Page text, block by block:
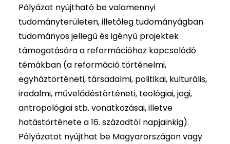
Pályázat nyújtható be valamennyi
tudományterületen, illetőleg tudományágban
tudományos jellegű és igényű projektek
támogatására a reformációhoz kapcsolódó
témákban (a reformáció történelmi,
egyháztörténeti, társadalmi, politikai, kulturális,
irodalmi, művelődéstörténeti, teológiai, jogi,
antropológiai stb. vonatkozásai, illetve
hatástörténete a 16. századtól napjainkig).
Pályázatot nyújthat be Magyarországon vagy